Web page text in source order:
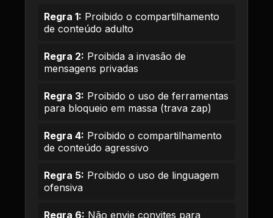
Regra 1: Proibido o compartilhamento
de conteúdo adulto
Regra 2: Proibida a invasão de
mensagens privadas
Regra 3: Proibido o uso de ferramentas
para bloqueio em massa (trava zap)
Regra 4: Proibido o compartilhamento
de conteúdo agressivo
Regra 5: Proibido o uso de linguagem
ofensiva
Regra 6: Não envie convites para